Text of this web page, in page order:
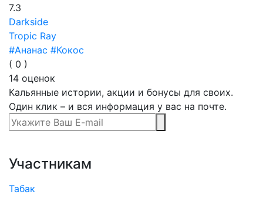
7.3
Darkside
Tropic Ray
#Ананас #Кокос
( 0 )
14 оценок
Кальянные истории, акции и бонусы для своих.
Один клик – и вся информация у вас на почте.
Участникам
Табак